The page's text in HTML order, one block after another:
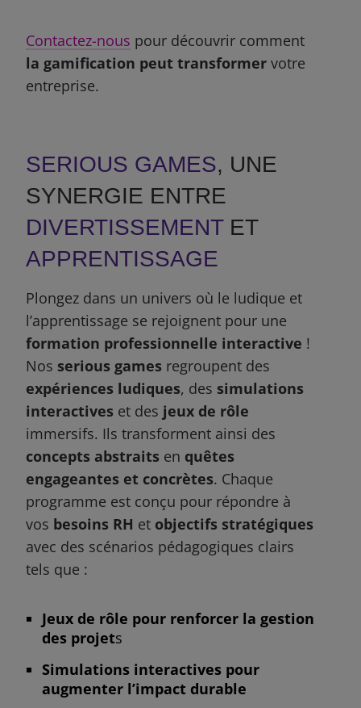
Contactez-nous pour découvrir comment
la gamification peut transformer votre
entreprise.
SERIOUS GAMES, UNE
SYNERGIE ENTRE
DIVERTISSEMENTET
APPRENTISSAGE
Plongez dans un univers où le ludique et
l’apprentissage se rejoignent pour une
formation professionnelle interactive !
Nos serious games regroupent des
expériences ludiques, des simulations
interactives et des jeux de rôle
immersifs. Ils transforment ainsi des
concepts abstraits en quêtes
engageantes et concrètes. Chaque
programme est conçu pour répondre à
vos besoins RH et objectifs stratégiques
avec des scénarios pédagogiques clairs
tels que :
Jeux de rôle pour renforcer la gestion
des projets
Simulations interactives pour
augmenter l’impact durable